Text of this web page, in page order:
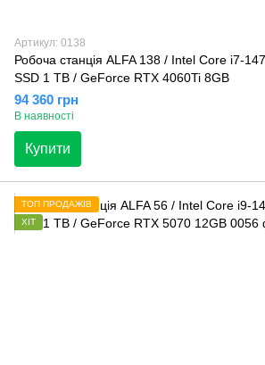
Артикул: 0138
Робоча станція ALFA 138 / Intel Core i7-
SSD 1 TB / GeForce RTX 4060Ti 8GB
94 360 грн
В наявності
Купити
ТОП ПРОДАЖІВ
ХІТ